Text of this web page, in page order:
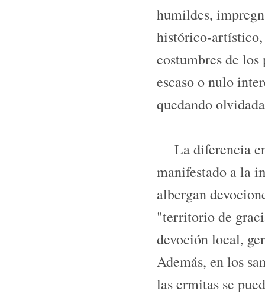
humildes,
histórico-artístico,
costumbres de
escaso o nulo
quedando
La diferencia
manifestado a la
albergan
"territorio de
devoción local,
Además, en los
las ermitas se